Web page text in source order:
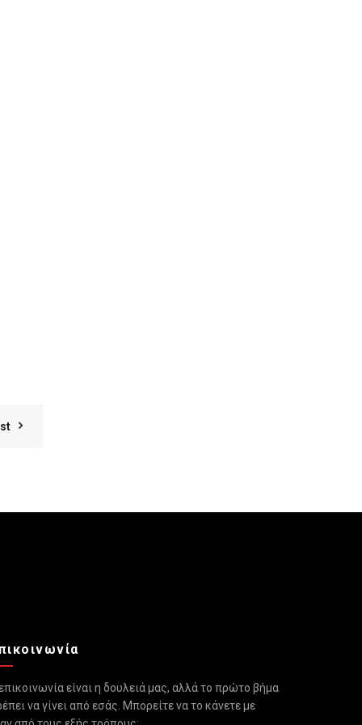
είναι η δουλειά μας, αλλά το πρώτο βήμα
να γίνει από εσάς. Μπορείτε να το κάνετε με